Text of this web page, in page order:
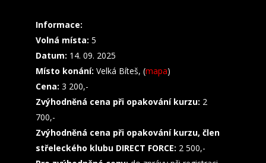
Informace:
Volná místa: 5
Datum: 14. 09. 2025
Místo konání: Velká Bíteš, (mapa)
Cena: 3 200,-
Zvýhodněná cena při opakování kurzu: 2
700,-
Zvýhodněná cena při opakování kurzu, člen
střeleckého klubu DIRECT FORCE: 2 500,-